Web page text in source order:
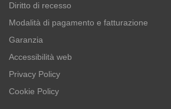
Diritto di recesso
Modalità di pagamento e fatturazione
Garanzia
Accessibilità web
Privacy Policy
Cookie Policy